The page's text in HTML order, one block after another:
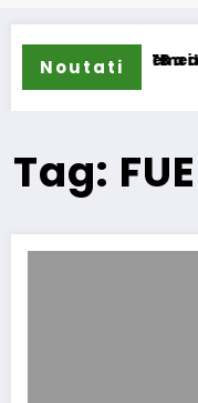
Noutati
schemei de
STB a depus
Tag: